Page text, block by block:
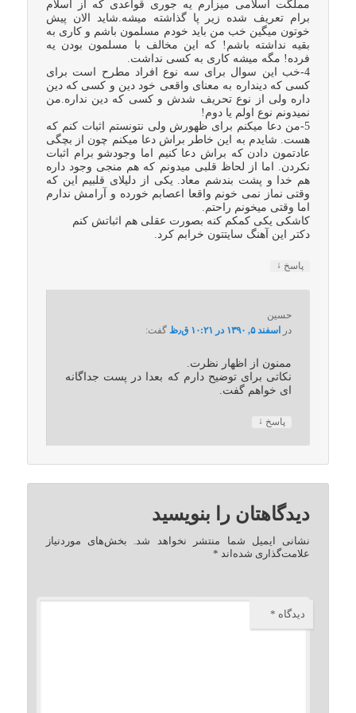
مملگت اسلامی میزارم یه جوری قواعدی که از اسلام
برام تعریف شده زیر پا گذاشته میشه.شاید الان پیش
خوتون میگین خب من باید خودم مسلمون باشم و کاری به
بقیه نداشته باشم! که این مخالف با مسلمون بودن یه
فرده! مگه میشه کاری به کسی نداشت.
4-خب این سوال برای سه نوع افراد مطرح است برای
کسی که دینداره به معنای واقعی خود دین و کسی که دین
داره ولی از نوع تحریف شدش و کسی که دین نداره.من
نمیدونم نوع اولم یا دوم!
5-من دعا میکنم برای ظهورش ولی نتونستم اثبات کنم که
هست. شایدم به این خاطر براش دعا میکنم چون از بچگی
عادتمون دادن که براش دعا کنیم اما وجودشو برام اثبات
نکردن. اما از لحاظ قلبی میدونم که هم منجی وجود داره
هم خدا و پشت بندشم معاد. یکی از دلیلای قلبیم این که
وقتی نماز نمی خونم واقعا اعصابم خورده و آرامش ندارم
اما وقتی میخونم راحتم.
کاشکی یکی کمکم کنه بصورت عقلی هم اثباتش کنم
دکتر این آهنگ سایتتون خرابم کرد.
پاسخ ↓
حسین
در
اسفند ۵, ۱۳۹۰ در ۱۰:۲۱ ق٫ظ گفت:
ممنون از اظهار نظرت.
نکاتی برای توضیح دارم که بعدا در پست جداگانه
ای خواهم گفت.
پاسخ ↓
دیدگاهتان را بنویسید
نشانی ایمیل شما منتشر نخواهد شد.
بخش‌های موردنیاز
علامت‌گذاری شده‌اند *
دیدگاه *